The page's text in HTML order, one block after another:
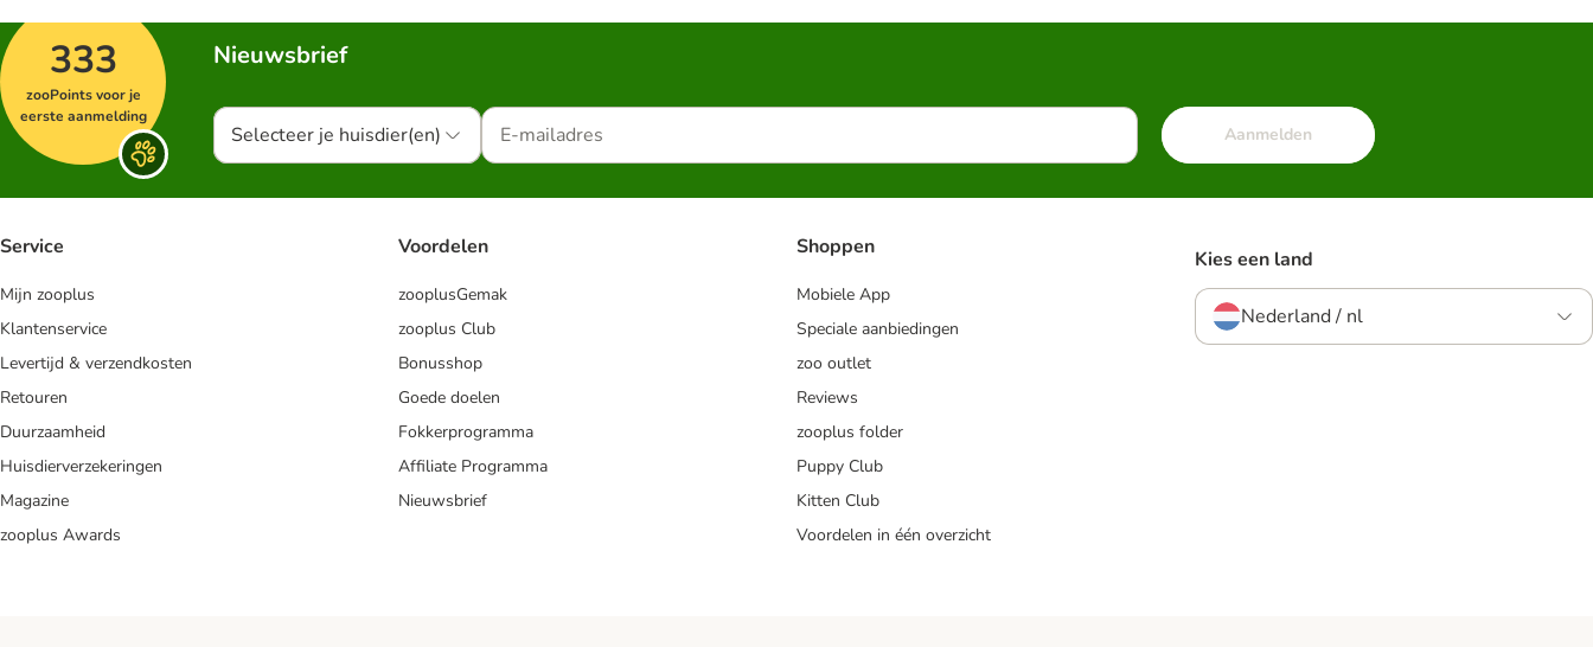
333
zooPoints voor je
eerste aanmelding
Nieuwsbrief
Selecteer je huisdier(en) Aanmelden
Service
Mijn zooplus
Klantenservice
Levertijd & verzendkosten
Retouren
Duurzaamheid
Huisdierverzekeringen
Magazine
zooplus Awards
Voordelen
zooplusGemak
zooplus Club
Bonusshop
Goede doelen
Fokkerprogramma
Affiliate Programma
Nieuwsbrief
Shoppen
Mobiele App
Speciale aanbiedingen
zoo outlet
Reviews
zooplus folder
Puppy Club
Kitten Club
Voordelen in één overzicht
Kies een land
Nederland / nl